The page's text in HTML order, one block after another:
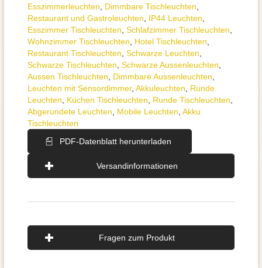
Esszimmer­­leuchten
Dimmbare Tischleuchten
Restaurant und Gastroleuchten
IP44 Leuchten
Esszimmer Tischleuchten Schlafzimmer Tischleuchten
Wohnzimmer Tischleuchten
Hotel Tischleuchten
Restaurant Tischleuchten Schwarze Leuchten
Schwarze Tischleuchten Schwarze Aussenleuchten
Aussen Tischleuchten
Dimmbare Aussenleuchten
Leuchten mit Sensordimmer, Akkuleuchten
Runde
Leuchten
Küchen Tischleuchten Runde Tischleuchten
Abgerundete Leuchten
Mobile Leuchten Akku
Tischleuchten
PDF-Datenblatt herunterladen
Versandinformationen
Fragen zum Produkt